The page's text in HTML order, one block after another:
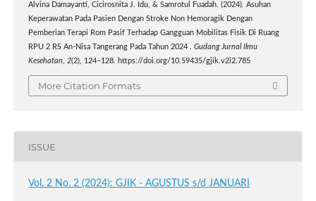
Alvina Damayanti, Cicirosnita J. Idu, & Samrotul Fuadah. (2024). Asuhan
Keperawatan Pada Pasien Dengan Stroke Non Hemoragik Dengan
Pemberian Terapi Rom Pasif Terhadap Gangguan Mobilitas Fisik Di Ruang
RPU 2 RS An-Nisa Tangerang Pada Tahun 2024 . Gudang Jurnal Ilmu
Kesehatan, 2(2), 124–128. https://doi.org/10.59435/gjik.v2i2.785
More Citation Formats
ISSUE
Vol. 2 No. 2 (2024): GJIK - AGUSTUS s/d JANUARI